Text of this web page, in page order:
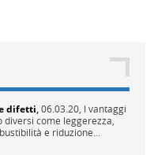
difetti,06.03.20, I vantaggi
diversi come leggerezza,
e riduzione...